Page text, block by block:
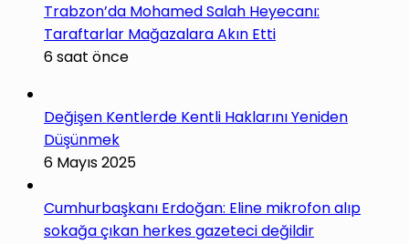
Trabzon’da Mohamed Salah Heyecanı:
Taraftarlar Mağazalara Akın Etti
6 saat önce
Değişen Kentlerde Kentli Haklarını Yeniden
Düşünmek
6 Mayıs 2025
Cumhurbaşkanı Erdoğan: Eline mikrofon alıp
sokağa çıkan herkes gazeteci değildir